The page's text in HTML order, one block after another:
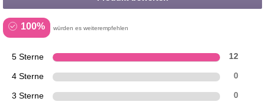
100% würden es weiterempfehlen
5 Sterne 12
4 Sterne 0
3 Sterne 0